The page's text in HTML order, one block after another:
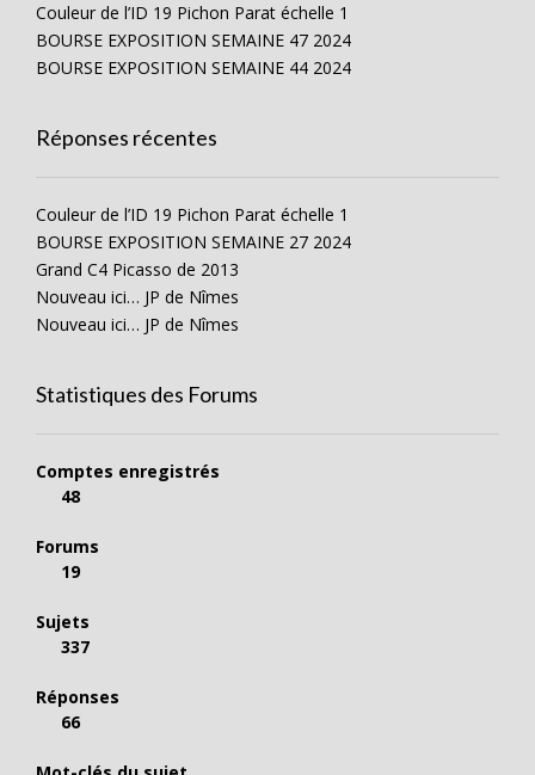
Couleur de l’ID 19 Pichon Parat échelle 1
BOURSE EXPOSITION SEMAINE 47 2024
BOURSE EXPOSITION SEMAINE 44 2024
Réponses récentes
Couleur de l’ID 19 Pichon Parat échelle 1
BOURSE EXPOSITION SEMAINE 27 2024
Grand C4 Picasso de 2013
Nouveau ici… JP de Nîmes
Nouveau ici… JP de Nîmes
Statistiques des Forums
Comptes enregistrés
48
Forums
19
Sujets
337
Réponses
66